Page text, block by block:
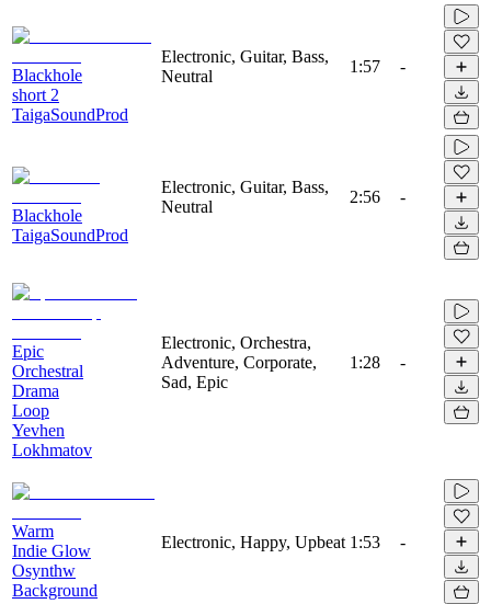
Blackhole
short 2
TaigaSoundProd
Electronic, Guitar, Bass,
Neutral
1:57 -
Blackhole
TaigaSoundProd
Electronic, Guitar, Bass,
Neutral
2:56 -
Epic
Orchestral
Drama
Loop
Yevhen
Lokhmatov
Electronic, Orchestra,
Adventure, Corporate,
Sad, Epic
1:28 -
Warm
Indie Glow
Osynthw
Background
Electronic, Happy, Upbeat 1:53 -